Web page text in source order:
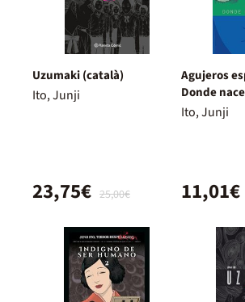
Uzumaki (català)
Ito, Junji
25,00€
23,75€
Agujeros
Donde
Ito, Junji
11,01€